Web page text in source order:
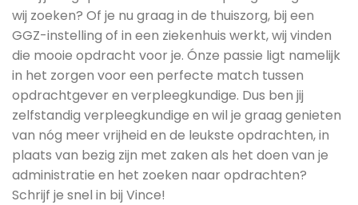
wij zoeken? Of je nu graag in de thuiszorg, bij een
GGZ-instelling of in een ziekenhuis werkt, wij vinden
die mooie opdracht voor je. Ónze passie ligt namelijk
in het zorgen voor een perfecte match tussen
opdrachtgever en verpleegkundige. Dus ben jij
zelfstandig verpleegkundige en wil je graag genieten
van nóg meer vrijheid en de leukste opdrachten, in
plaats van bezig zijn met zaken als het doen van je
administratie en het zoeken naar opdrachten?
Schrijf je snel in bij Vince!